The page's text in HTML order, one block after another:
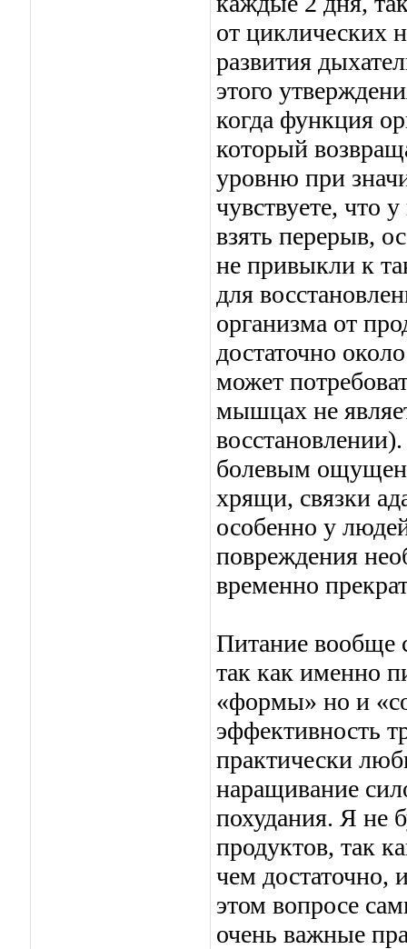
от циклических
развития
этого
когда функция
который
уровню при
чувствуете, что
взять перерыв,
не привыкли к
для
организма от
достаточно
может
мышцах не
болевым
хрящи, связки
особенно у
повреждения
временно
Питание вообще
так как именно
«формы» но и
эффективность
практически
наращивание
похудания. Я не
продуктов, так
чем достаточно,
этом вопросе
очень важные